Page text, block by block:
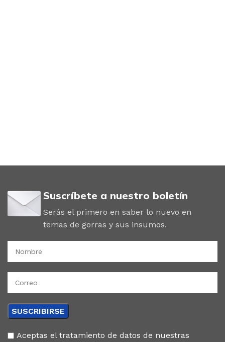
Suscríbete a nuestro boletín
Serás el primero en saber lo nuevo en
temas de gorras y sus insumos.
Aceptas el tratamiento de datos de nuestras